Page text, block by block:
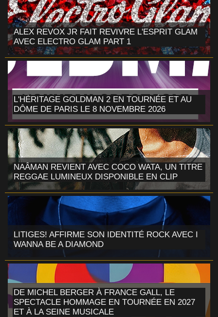
ALEX REVOX JR FAIT REVIVRE L'ESPRIT GLAM
AVEC ELECTRO GLAM PART 1
L'HÉRITAGE GOLDMAN 2 EN TOURNÉE ET AU
DÔME DE PARIS LE 8 NOVEMBRE 2026
NAÂMAN REVIENT AVEC COCO WATA, UN TITRE
REGGAE LUMINEUX DISPONIBLE EN CLIP
LITIGES! AFFIRME SON IDENTITÉ ROCK AVEC I
WANNA BE A DIAMOND
DE MICHEL BERGER À FRANCE GALL, LE
SPECTACLE HOMMAGE EN TOURNÉE EN 2027
ET À LA SEINE MUSICALE